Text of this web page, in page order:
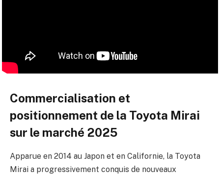
Commercialisation et
positionnement de la Toyota Mirai
sur le marché 2025
Apparue en 2014 au Japon et en Californie, la Toyota
Mirai a progressivement conquis de nouveaux